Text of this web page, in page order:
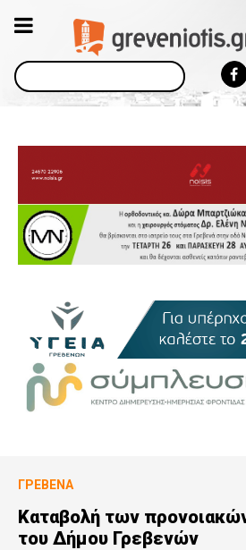
Αναζήτηση
ΓΡΕΒΕΝΆ
Καταβολή των
του Δήμου Γρεβενών